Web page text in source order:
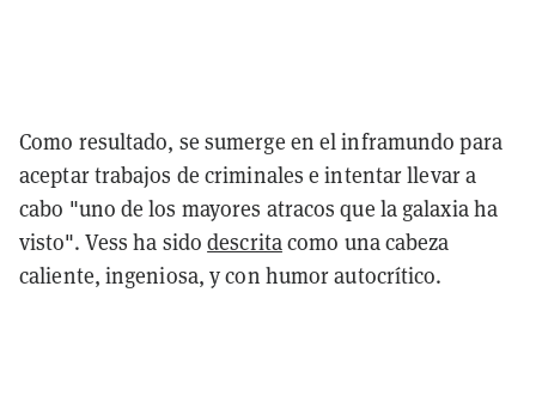
Como resultado, se sumerge en el inframundo para
aceptar trabajos de criminales e intentar llevar a
cabo "uno de los mayores atracos que la galaxia ha
visto". Vess ha sidodescrita como una cabeza
caliente, ingeniosa, y con humor autocrítico.